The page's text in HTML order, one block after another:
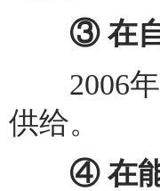
③ 在自
2006年
供给。
④ 在能